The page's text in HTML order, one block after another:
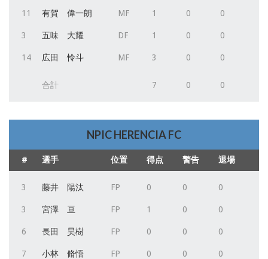
11 有賀 偉一朗 MF 1 0 0
3 五味 大耀 DF 1 0 0
14 広田 怜斗 MF 3 0 0
合計 7 0 0
NPIC HERENCIA FC
# 選手 位置 得点 警告 退場
3 藤井 陽汰 FP 0 0 0
3 宮澤 亘 FP 1 0 0
6 長田 昊樹 FP 0 0 0
7 小林 脩悟 FP 0 0 0